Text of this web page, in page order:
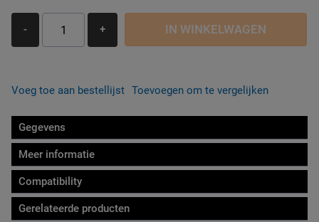
- + IN WINKELWAGEN
Voeg toe aan bestellijst Toevoegen om te vergelijken
Gegevens
Meer informatie
Compatibility
Gerelateerde producten